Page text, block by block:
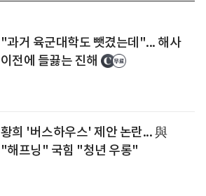
"과거 육군대학도 뺏겼는데"... 해사
이전에 들끓는 진해
황희 '버스하우스' 제안 논란... 與
"해프닝" 국힘 "청년 우롱"